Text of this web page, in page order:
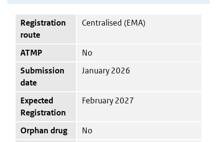
Registration
route
Centralised (EMA)
ATMP
No
Submission
date
January 2026
Expected
Registration
February 2027
Orphan drug
No